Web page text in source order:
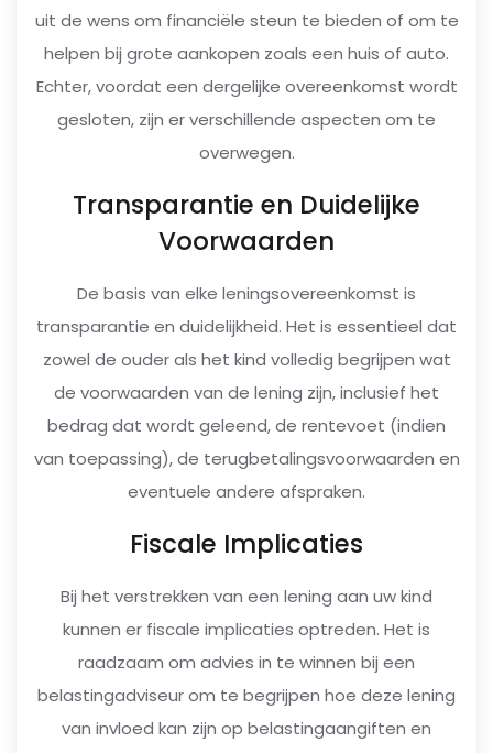
uit de wens om financiële steun te bieden of om te
helpen bij grote aankopen zoals een huis of auto.
Echter, voordat een dergelijke overeenkomst wordt
gesloten, zijn er verschillende aspecten om te
overwegen.
Transparantie en Duidelijke
Voorwaarden
De basis van elke leningsovereenkomst is
transparantie en duidelijkheid. Het is essentieel dat
zowel de ouder als het kind volledig begrijpen wat
de voorwaarden van de lening zijn, inclusief het
bedrag dat wordt geleend, de rentevoet (indien
van toepassing), de terugbetalingsvoorwaarden en
eventuele andere afspraken.
Fiscale Implicaties
Bij het verstrekken van een lening aan uw kind
kunnen er fiscale implicaties optreden. Het is
raadzaam om advies in te winnen bij een
belastingadviseur om te begrijpen hoe deze lening
van invloed kan zijn op belastingaangiften en